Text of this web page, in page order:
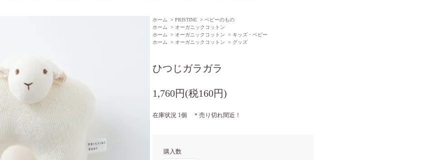
ホーム > PRISTINE > ベビーのもの
ホーム
> オーガニックコットン
ホーム
> オーガニックコットン > キッズ・ベビー
ホーム
> オーガニックコットン > グッズ
ひつじガラガラ
1,760円(税160円)
在庫状況 1個 ＊売り切れ間近！
購入数